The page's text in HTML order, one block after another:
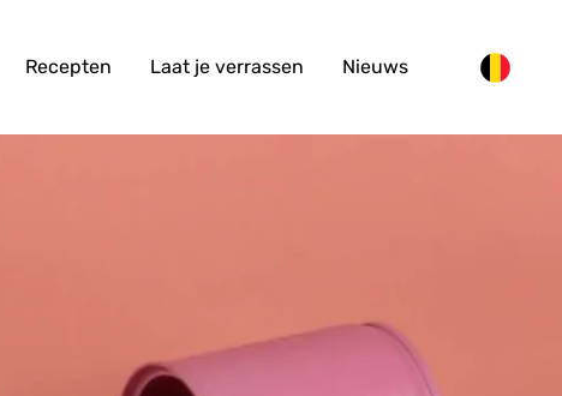
Recepten Laat je verrassen Nieuws